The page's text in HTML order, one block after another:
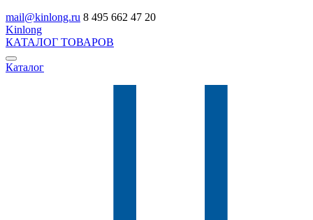
mail@kinlong.ru 8 495 662 47 20
Kinlong
КАТАЛОГ ТОВАРОВ
Каталог